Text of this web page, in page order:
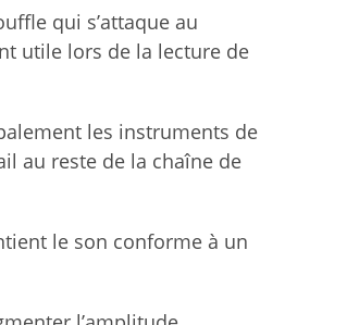
qui s’attaque au
utile lors de la lecture de
les instruments de
au reste de la chaîne de
le son conforme à un